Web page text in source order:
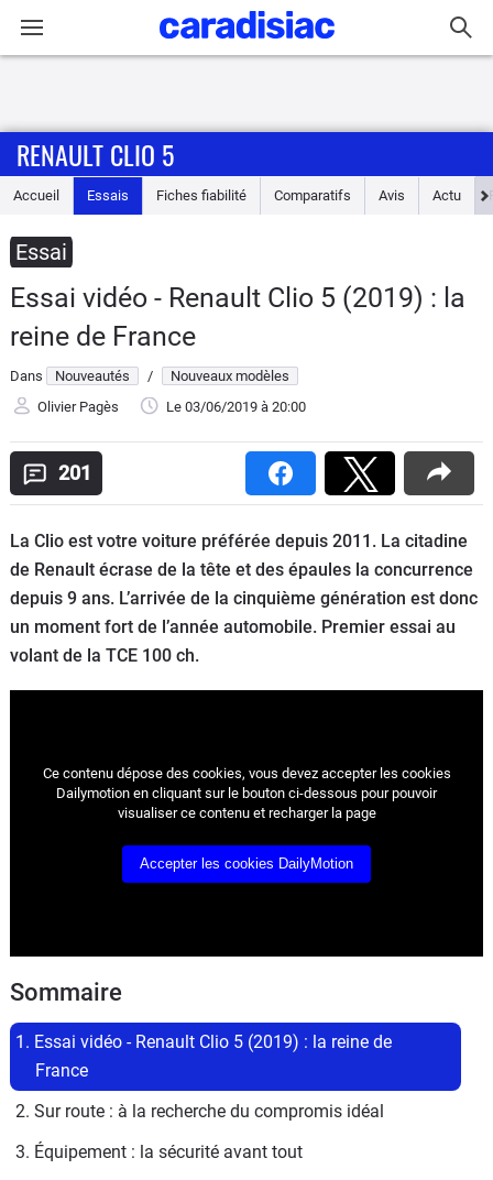
Accueil
Essais
Guide
d'achat
Electriques
Utilitaires
Auto
Services
Forum
Marques
RENAULT CLIO 5
Accueil Essais Fiches fiabilité Comparatifs Avis Actu
Essai
Essai vidéo - Renault Clio 5 (2019) : la
reine de France
Dans Nouveautés /
Nouveaux modèles
Olivier Pagès
Le 03/06/2019 à 20:00
201
La Clio est votre voiture préférée depuis 2011. La citadine
de Renault écrase de la tête et des épaules la concurrence
depuis 9 ans. L’arrivée de la cinquième génération est donc
un moment fort de l’année automobile. Premier essai au
volant de la TCE 100 ch.
Ce contenu dépose des cookies, vous devez accepter les cookies
Dailymotion en cliquant sur le bouton ci-dessous pour pouvoir
visualiser ce contenu et recharger la page
Accepter les cookies DailyMotion
Sommaire
1. Essai vidéo - Renault Clio 5 (2019) : la reine de
France
2. Sur route : à la recherche du compromis idéal
3. Équipement : la sécurité avant tout